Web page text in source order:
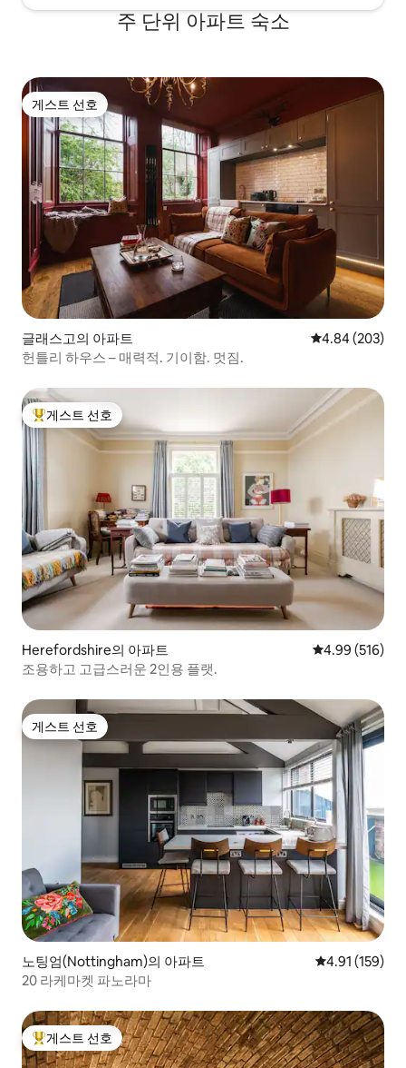
주 단위 아파트 숙소
게스트 선호
게스트 선호
글래스고의 아파트 평점 4.84점(5
4.84 (203)
헌틀리 하우스 – 매력적. 기이함. 멋짐.
상위 게스트 선호
게스트 선호
Herefordshire의 아파트 평점 4.99점(5
4.99 (516)
조용하고 고급스러운 2인용 플랫.
게스트 선호
게스트 선호
노팅엄(Nottingham)의 아파트 평점 4.91점(5
4.91 (159)
20 라케마켓 파노라마
상위 게스트 선호
게스트 선호